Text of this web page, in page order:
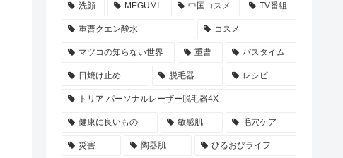
洗顔 MEGUMI 中国コスメ TV番組
重曹クエン酸水 コスメ
マツコの知らない世界 重曹 バスタイム
日焼け止め 脱毛器 レシピ
トリア パーソナルレーザー脱毛器4X
健康に良いもの 敏感肌 毛穴ケア
災害 陶器肌 ひるおびライフ